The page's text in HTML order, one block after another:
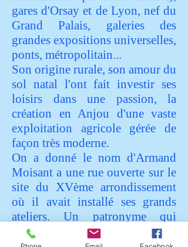
gares d'Orsay et de Lyon, nef du
Grand Palais, galeries des
grandes expositions universelles,
ponts, métropolitain...
Son origine rurale, son amour du
sol natal l'ont fait investir ses
loisirs dans une passion, la
création en Anjou d'une vaste
exploitation agricole gérée de
façon très moderne.
On a donné le nom d'Armand
Moisant a une rue ouverte sur le
site du XVème arrondissement
où il avait installé ses grands
ateliers. Un patronyme qui
devrait rappeler au passant le